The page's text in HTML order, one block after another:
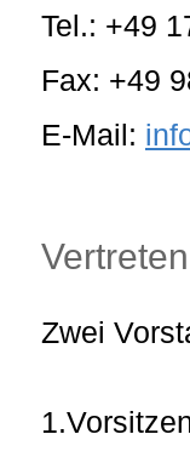
Tel.: +49
Fax: +49
E-Mail:
Zwei